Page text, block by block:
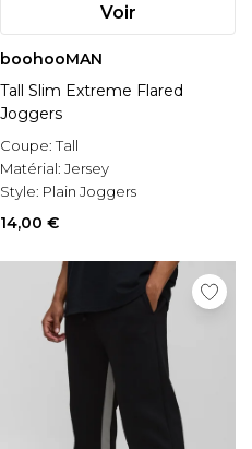
Voir
boohooMAN
Tall Slim Extreme Flared
Joggers
Coupe:Tall
Matérial: Jersey
Style: Plain Joggers
14,00 €